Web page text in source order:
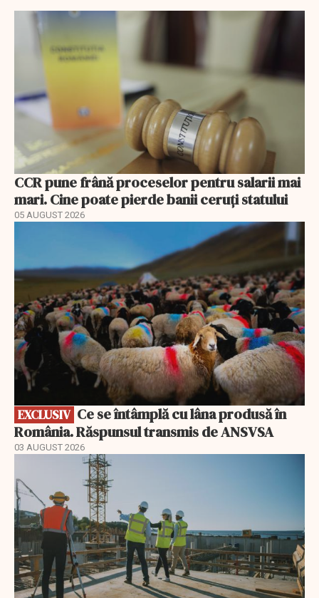
CCR pune frână proceselor pentru salarii mai
mari. Cine poate pierde banii ceruți statului
05 AUGUST 2026
EXCLUSIV
România. Răspunsul transmis de ANSVSA
03 AUGUST 2026